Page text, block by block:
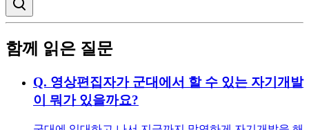
함께 읽은 질문
Q. 영상편집자가 군대에서 할 수 있는 자기개발
이 뭐가 있을까요?